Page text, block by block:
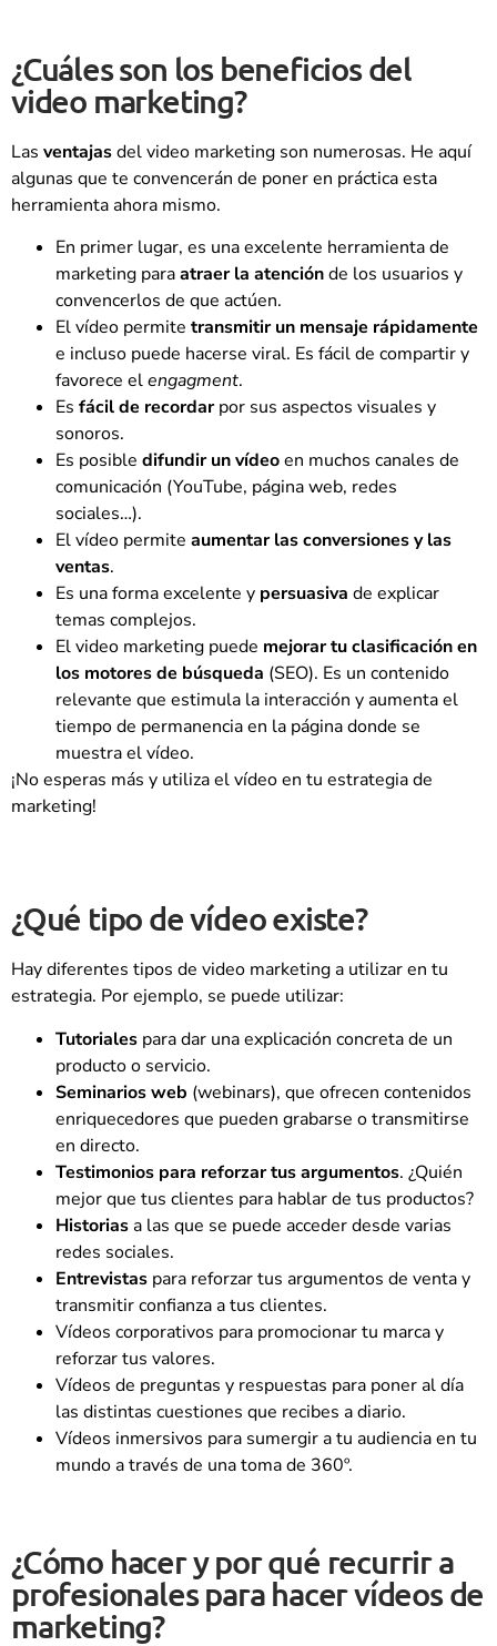
¿Cuáles son los beneficios del
video marketing?
Las ventajasdel video marketing son numerosas. He aquí
algunas que te convencerán de poner en práctica esta
herramienta ahora mismo.
En primer lugar, es una excelente herramienta de
marketing paraatraer la atenciónde los usuarios y
convencerlos de que actúen.
El vídeo permite transmitir un mensaje rápidamente
e incluso puede hacerse viral. Es fácil de compartir y
favorece elengagment.
Es fácil de recordarpor sus aspectos visuales y
sonoros.
Es posible difundir un vídeoen muchos canales de
comunicación (YouTube, página web, redes
sociales…).
El vídeo permite aumentar las conversiones y las
ventas.
Es una forma excelente y persuasiva de explicar
temas complejos.
El video marketing puede mejorar tu clasificación en
los motores de búsqueda (SEO). Es un contenido
relevante que estimula la interacción y aumenta el
tiempo de permanencia en la página donde se
muestra el vídeo.
¡No esperas más y utiliza el vídeo en tu estrategia de
marketing!
¿Qué tipo de vídeo existe?
Hay diferentes tipos de video marketing a utilizar en tu
estrategia. Por ejemplo, se puede utilizar:
Tutoriales para dar una explicación concreta de un
producto o servicio.
Seminarios web (webinars), que ofrecen contenidos
enriquecedores que pueden grabarse o transmitirse
en directo.
Testimonios para reforzar tus argumentos. ¿Quién
mejor que tus clientes para hablar de tus productos?
Historiasa las que se puede acceder desde varias
redes sociales.
Entrevistas para reforzar tus argumentos de venta y
transmitir confianza a tus clientes.
Vídeos corporativos para promocionar tu marca y
reforzar tus valores.
Vídeos de preguntas y respuestas para poner al día
las distintas cuestiones que recibes a diario.
Vídeos inmersivos para sumergir a tu audiencia en tu
mundo a través de una toma de 360º.
¿Cómo hacer y por qué recurrir a
profesionales para hacer vídeos de
marketing?